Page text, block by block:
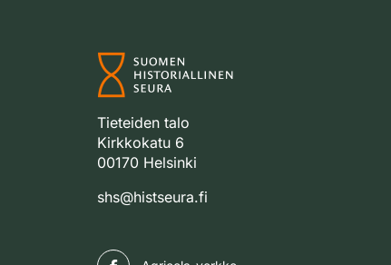
Tieteiden talo
Kirkkokatu 6
00170 Helsinki
shs@histseura.fi